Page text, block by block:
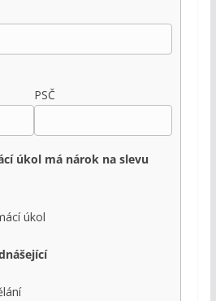
PSČ
úkol má nárok na slevu
úkol